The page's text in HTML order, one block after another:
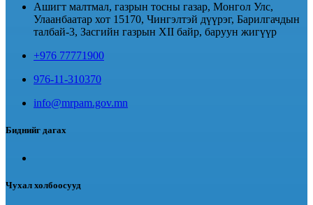
Ашигт малтмал, газрын тосны газар, Монгол Улс,
Улаанбаатар хот 15170, Чингэлтэй дүүрэг, Барилгачдын
талбай-3, Засгийн газрын XII байр, баруун жигүүр
+976 77771900
976-11-310370
info@mrpam.gov.mn
Биднийг дагах
Чухал холбоосууд